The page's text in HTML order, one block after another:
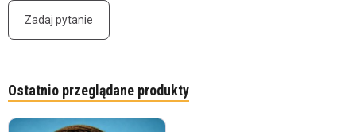
Zadaj pytanie
Ostatnio przeglądane produkty